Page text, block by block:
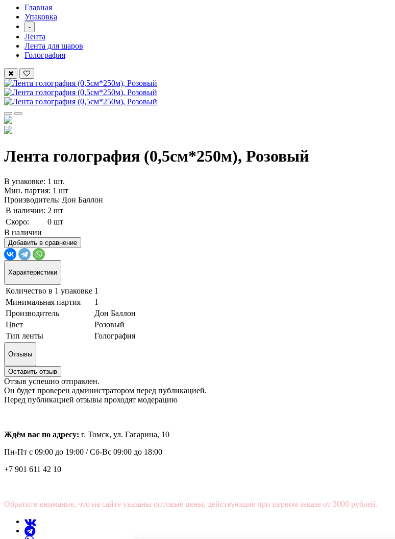
Главная
Упаковка
-
Лента
Лента для шаров
Голография
Лента голография (0,5см*250м), Розовый
В упаковке: 1 шт.
Мин. партия: 1 шт
Производитель: Дон Баллон
В наличии: 2 шт
Скоро:
0 шт
В наличии
Добавить в сравнение
Характеристики
Количество в 1 упаковке 1
Минимальная партия
1
Производитель
Дон Баллон
Цвет
Розовый
Тип ленты
Голография
Отзывы
Оставить отзыв
Отзыв успешно отправлен.
Он будет проверен администратором перед публикацией.
Перед публикацией отзывы проходят модерацию
Ждём вас по адресу: г. Томск, ул. Гагарина, 10
Пн-Пт с 09:00 до 19:00 /Сб-Вс 09:00 до 18:00
+7 901 611 42 10
Обратите внимание, что на сайте указаны оптовые цены, действующие при первом заказе от 3000 рублей.